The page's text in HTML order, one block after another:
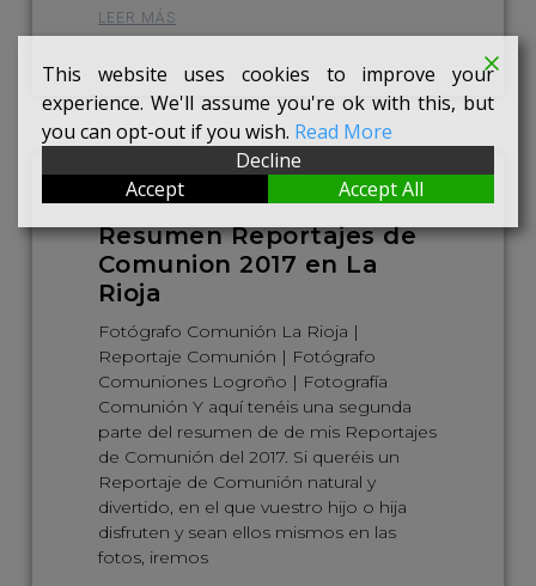
LEER MÁS
Resumen Reportajes de
Comunion 2017 en La
Rioja
Fotógrafo Comunión La Rioja |
Reportaje Comunión | Fotógrafo
Comuniones Logroño | Fotografía
Comunión Y aquí tenéis una segunda
parte del resumen de de mis Reportajes
de Comunión del 2017. Si queréis un
Reportaje de Comunión natural y
divertido, en el que vuestro hijo o hija
disfruten y sean ellos mismos en las
fotos, iremos
This website uses cookies to improve your
experience. We'll assume you're ok with this, but
you can opt-out if you wish. Read More
Decline
Accept
Accept All